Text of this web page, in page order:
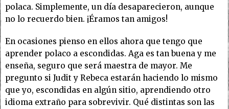
polaca. Simplemente, un día desaparecieron, aunque
no lo recuerdo bien. ¡Éramos tan amigos!
En ocasiones pienso en ellos ahora que tengo que
aprender polaco a escondidas. Aga es tan buena y me
enseña, seguro que será maestra de mayor. Me
pregunto si Judit y Rebeca estarán haciendo lo mismo
que yo, escondidas en algún sitio, aprendiendo otro
idioma extraño para sobrevivir. Qué distintas son las